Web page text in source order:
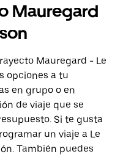
Mauregard
Mauregard - Le
opciones a tu
en grupo o en
de viaje que se
Si te gusta
un viaje a Le
También puedes